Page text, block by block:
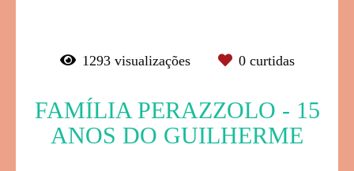
1293visualizações 0curtidas
FAMÍLIA PERAZZOLO - 15
ANOS DO GUILHERME